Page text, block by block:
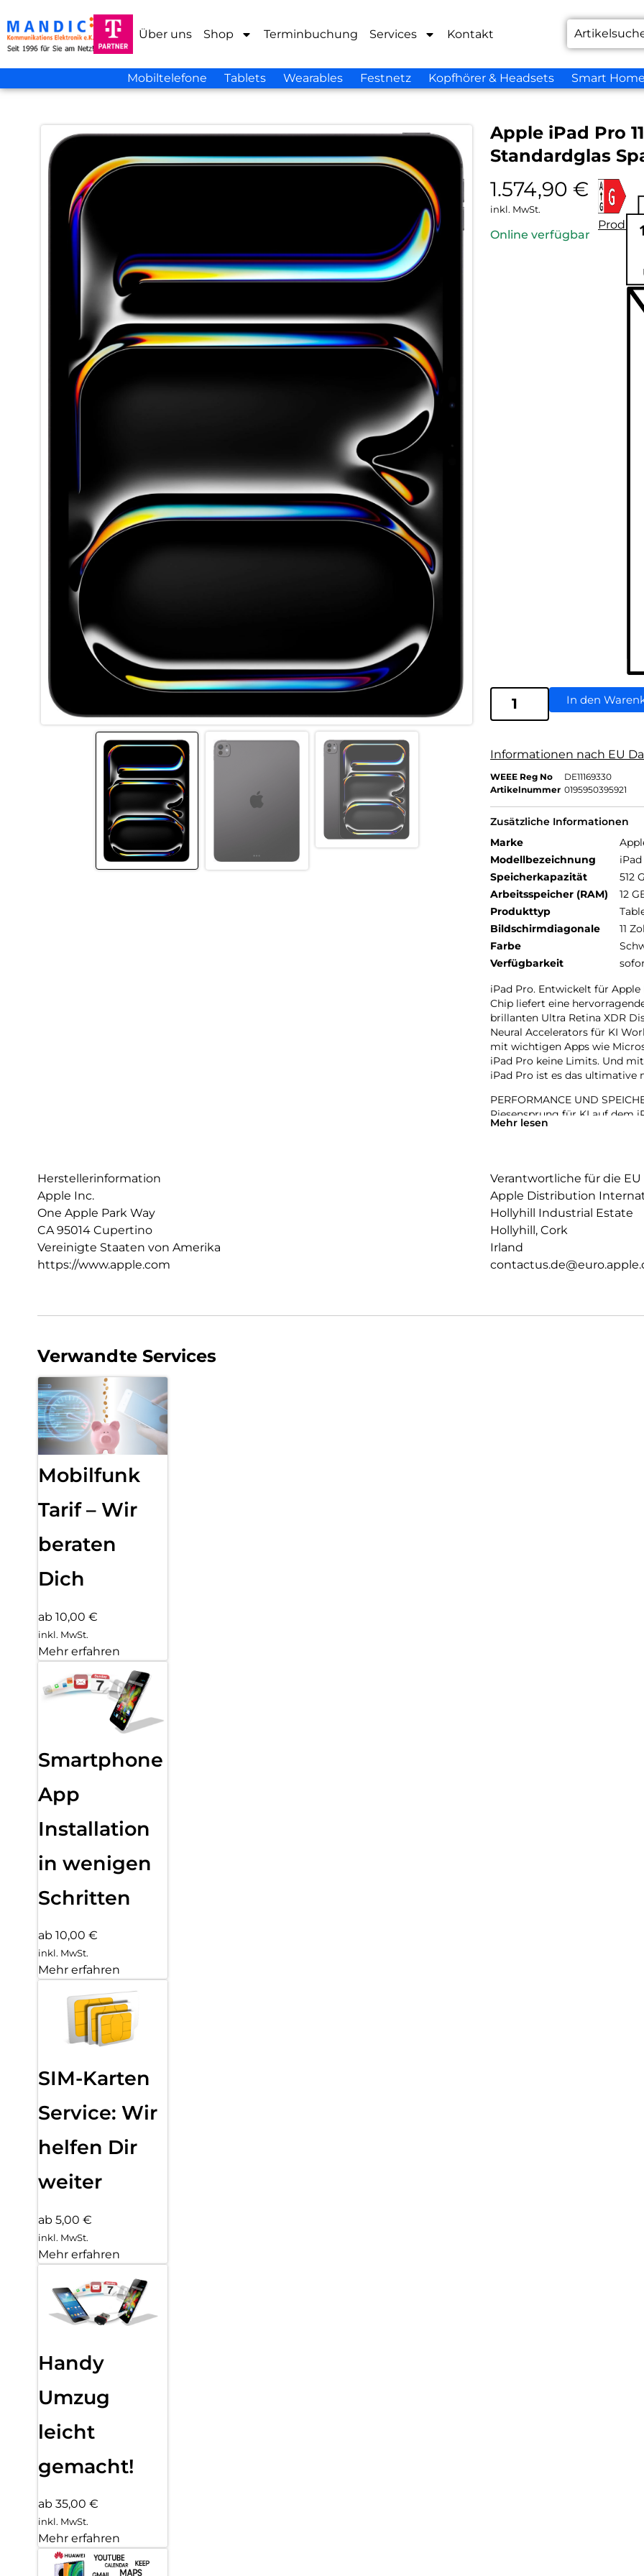
Über uns Shop Terminbuchung Services Kontakt
Mobiltelefone Tablets Wearables Festnetz Kopfhörer & Headsets Smart Home
Apple iPad Pro
Standardglas
1.574,90 €
inkl. MwSt.
Online verfügbar
In den
Informationen nach EU
WEEE Reg No
DE11169330
Artikelnummer 0195950395921
Zusätzliche Informationen
Marke
Modellbezeichnung
iPad
Speicherkapazität
512
Arbeitsspeicher (RAM)
12
Produkttyp
Bildschirmdiagonale
11
Farbe
Verfügbarkeit
iPad Pro. Entwickelt für
Chip liefert eine
brillanten Ultra Retina XDR
Neural Accelerators für KI
mit wichtigen Apps wie
iPad Pro keine Limits. Und
iPad Pro ist es das ultimative
PERFORMANCE UND
Riesensprung für KI auf dem
leistungsstarken Neural
und Fähigkeiten, die alles
werden Workflows gesteuert,
APPLE INTELLIGENCE:
zu kommunizieren, sich
bahnbrechendem
11 ULTRA RETINA XDR
TB und 2 TB erhältlich.
Mehr lesen
Herstellerinformation
Apple Inc.
One Apple Park Way
CA 95014 Cupertino
Vereinigte Staaten von Amerika
https://www.apple.com
Verantwortliche für die EU
Apple Distribution
Hollyhill Industrial Estate
Hollyhill, Cork
Irland
Verwandte Services
Mobilfunk
Tarif – Wir
beraten
Dich
ab 10,00 €
inkl. MwSt.
Mehr erfahren
Smartphone
App
Installation
in wenigen
Schritten
ab 10,00 €
inkl. MwSt.
Mehr erfahren
SIM-Karten
Service: Wir
helfen Dir
weiter
ab 5,00 €
inkl. MwSt.
Mehr erfahren
Handy
Umzug
leicht
gemacht!
ab 35,00 €
inkl. MwSt.
Mehr erfahren